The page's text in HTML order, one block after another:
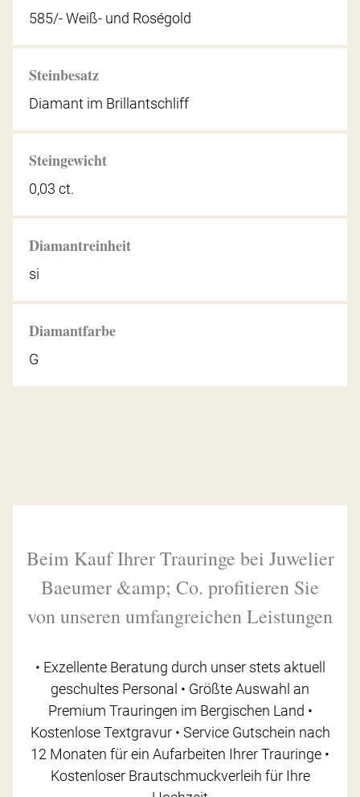
585/- Weiß- und Roségold
Steinbesatz
Diamant im Brillantschliff
Steingewicht
0,03 ct.
Diamantreinheit
si
Diamantfarbe
G
Beim Kauf Ihrer Trauringe bei Juwelier
Baeumer &amp; Co. profitieren Sie
von unseren umfangreichen Leistungen
• Exzellente Beratung durch unser stets aktuell
geschultes Personal • Größte Auswahl an
Premium Trauringen im Bergischen Land •
Kostenlose Textgravur • Service Gutschein nach
12 Monaten für ein Aufarbeiten Ihrer Trauringe •
Kostenloser Brautschmuckverleih für Ihre